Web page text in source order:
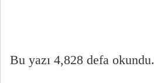
Bu yazı 4,828 defa okundu.